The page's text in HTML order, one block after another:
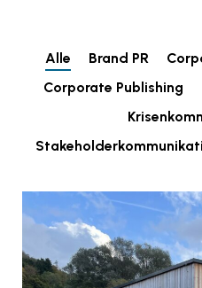
Alle Brand PR
Corporate Publishing